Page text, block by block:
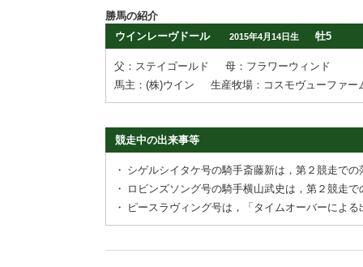
勝馬の紹介
ウインレーヴドール
2015年4月14日生 牡5
父：ステイゴールド
母：フラワーウィンド
馬主：(株)ウイン
生産牧場：コスモヴューファー
競走中の出来事等
・ シゲルシイタケ号の騎手斎藤新は，第２競走で
・
ロビンズソング号の騎手横山武史は，第２競走
・
ピースラヴィング号は，「タイムオーバーによ